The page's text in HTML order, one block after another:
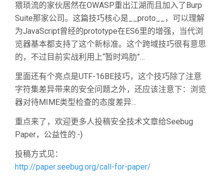
猥琐流的家伙居然在OWASP重出江湖而且加入了Burp
Suite那家公司。这篇技巧核心是__proto__，可以理解
为JavaScript曾经的prototype在ES6里的增强，当代浏
览器基本都支持了这个新标准。这个跨域技巧很有意思
的，不过目前实战利用上“暂时鸡肋”…
里面还有个亮点是UTF-16BE技巧，这个技巧除了注意
字符集差异带来的安全问题之外，还应该注意下：浏览
器对待MIME类型检查的态度差异…
重点来了，欢迎更多人投稿安全技术文章给Seebug
Paper，公益性的:-)
投稿方式见：
http://paper.seebug.org/call-for-paper/